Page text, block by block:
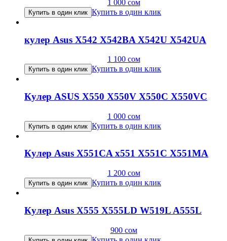
1 000 сом
Купить в один клик Купить в один клик
кулер Asus X542 X542BA X542U X542UA
1 100 сом
Купить в один клик Купить в один клик
Кулер ASUS X550 X550V X550C X550VC
1 000 сом
Купить в один клик Купить в один клик
Кулер Asus X551CA x551 X551C X551MA
1 200 сом
Купить в один клик Купить в один клик
Кулер Asus X555 X555LD W519L A555L
900 сом